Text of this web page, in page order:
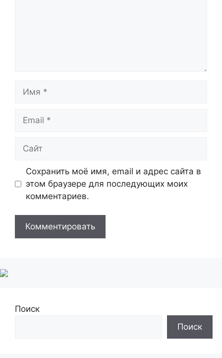
Сохранить моё имя, email и адрес сайта в
этом браузере для последующих моих
комментариев.
Поиск
Поиск